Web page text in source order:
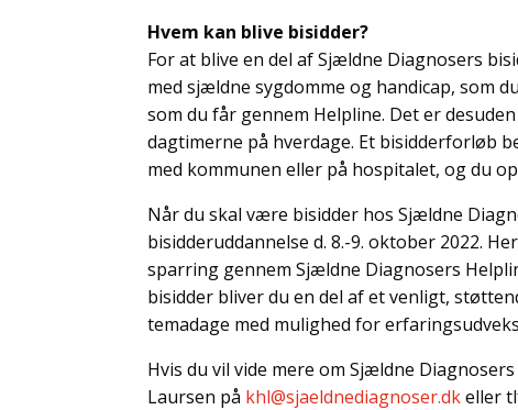
Hvem kan blive bisidder?
For at blive en del af Sjældne Diagnosers
med sjældne sygdomme og handicap, som
som du får gennem Helpline. Det er
dagtimerne på hverdage. Et bisidderforløb
med kommunen eller på hospitalet, og du
Når du skal være bisidder hos Sjældne
bisidderuddannelse d. 8.-9. oktober 2022.
sparring gennem Sjældne Diagnosers
bisidder bliver du en del af et venligt,
temadage med mulighed for
Hvis du vil vide mere om Sjældne
Laursen på khl@sjaeldnediagnoser.dkeller